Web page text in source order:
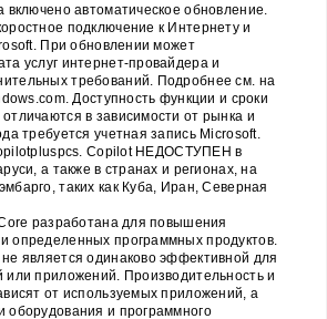
включено автоматическое обновление.
подключение к Интернету и
При обновлении может
услуг интернет-провайдера и
требований. Подробнее см. на
Доступность функции и сроки
в зависимости от рынка и
требуется учетная запись Microsoft.
Copilot НЕДОСТУПЕН в
а также в странах и регионах, на
таких как Куба, Иран, Северная
разработана для повышения
определенных программных продуктов.
является одинаково эффективной для
или приложений. Производительность и
от используемых приложений, а
оборудования и программного